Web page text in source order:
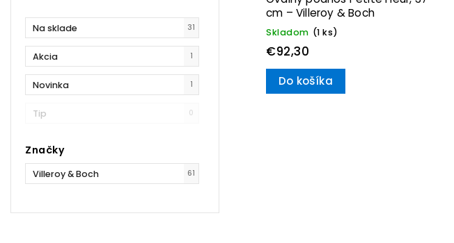
Na sklade 31
Akcia 1
Novinka 1
Tip 0
Značky
Villeroy & Boch 61
cm – Villeroy & Boch
Skladom (1 ks)
€92,30
Do košíka